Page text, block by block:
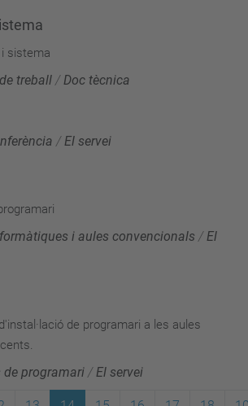
sistema
treball /Doc tècnica
/El servei
i aules convencionals /El
de programari a les aules
de programari /El servei